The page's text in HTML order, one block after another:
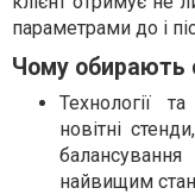
параметрами до і
Чому обирають
Технології
новітні
найвищим